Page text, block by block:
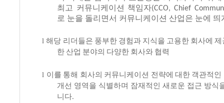
최고 커뮤니케이션 책임자(CCO, Chief
로 눈을 돌리면서 커뮤니케이션 산업은 눈에 띄
l 해당 리더들은 풍부한 경험과 지식을 고용한 회사에 제
한 산업 분야의 다양한 회사와 협력
l 이를 통해 회사의 커뮤니케이션 전략에 대한 객관적인
개선 영역을 식별하며 잠재적인 새로운 접근 방식
니다.